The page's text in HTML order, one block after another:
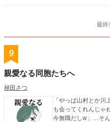
説家になろう】にあ
最終
9
親愛なる同胞たちへ
禄田さつ
「やっぱ山村とか
も会ってくれんじゃ
今無職だしw」…そ